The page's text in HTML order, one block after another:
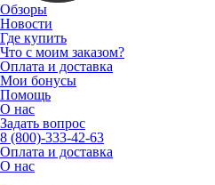
Обзоры
Новости
Где купить
Что с моим заказом?
Оплата и доставка
Мои бонусы
Помощь
О нас
Задать вопрос
8 (800)-333-42-63
Оплата и доставка
О нас